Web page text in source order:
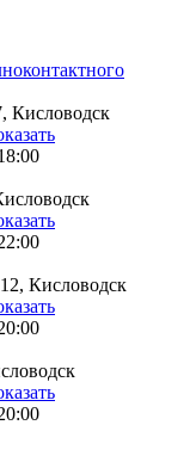
Кисловодск
Кисловодск